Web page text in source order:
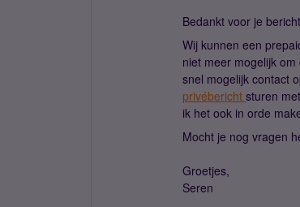
Bedankt voor je
Wij kunnen een
niet meer mogelijk
snel mogelijk contact
privébericht sturen
ik het ook in orde
Mocht je nog vragen
Groetjes,
Seren